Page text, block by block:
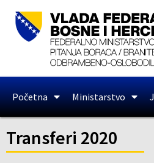
Početna Ministarstvo
Transferi 2020